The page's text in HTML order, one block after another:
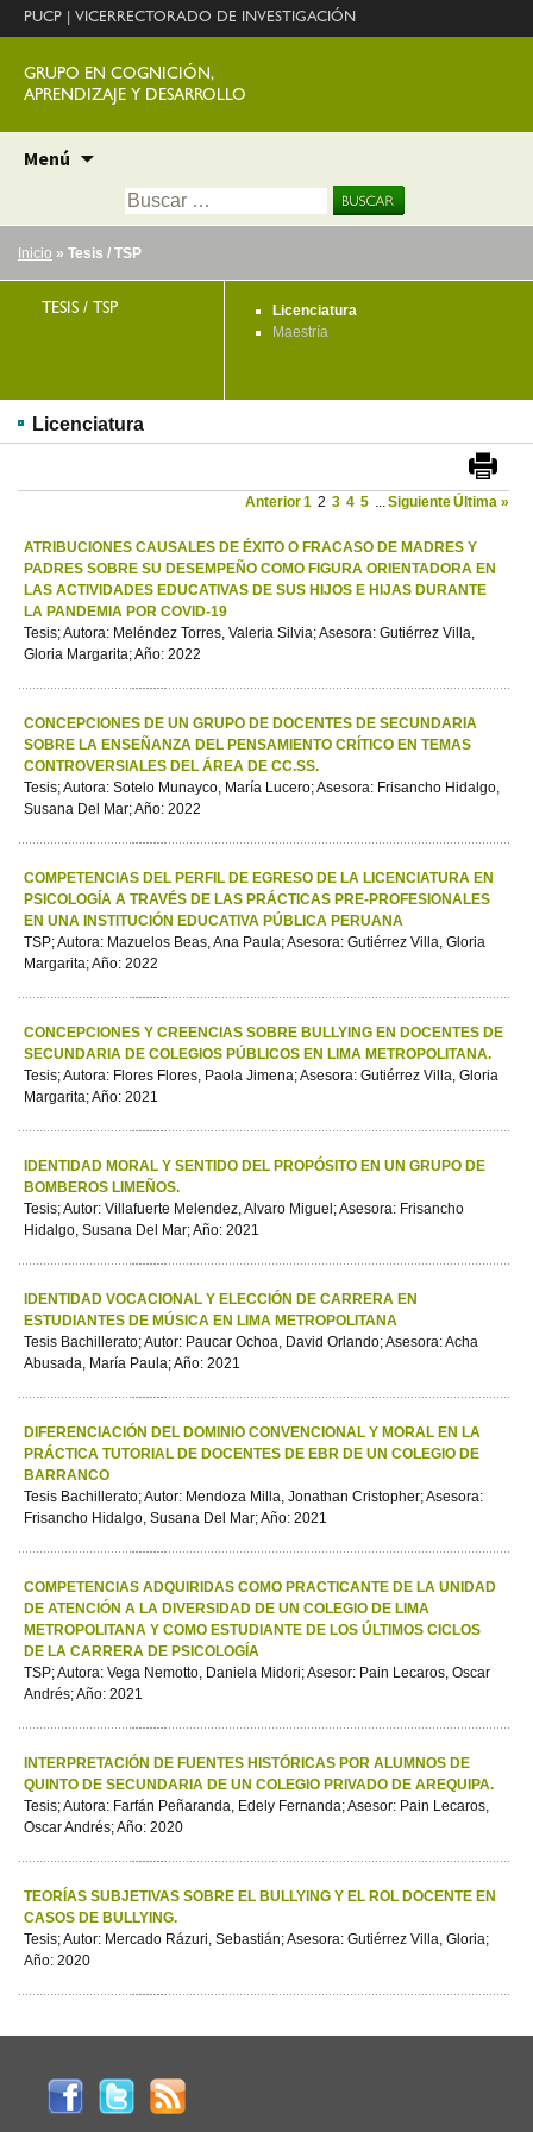
PUCP VICERRECTORADO DE INVESTIGACIÓN
GRUPO EN COGNICIÓN,
APRENDIZAJE Y DESARROLLO
Menú
contenido
Buscar:
Inicio » Tesis / TSP
TESIS / TSP
Licenciatura
Maestría
Licenciatura
Anterior1 2 3 4 5 ...SiguienteÚltima »
ATRIBUCIONES CAUSALES DE ÉXITO O FRACASO DE MADRES Y
PADRES SOBRE SU DESEMPEÑO COMO FIGURA ORIENTADORA EN
LAS ACTIVIDADES EDUCATIVAS DE SUS HIJOS E HIJAS DURANTE
LA PANDEMIA POR COVID-19
Tesis; Autora: Meléndez Torres, Valeria Silvia; Asesora: Gutiérrez Villa,
Gloria Margarita; Año: 2022
CONCEPCIONES DE UN GRUPO DE DOCENTES DE SECUNDARIA
SOBRE LA ENSEÑANZA DEL PENSAMIENTO CRÍTICO EN TEMAS
CONTROVERSIALES DEL ÁREA DE CC.SS.
Tesis; Autora: Sotelo Munayco, María Lucero; Asesora: Frisancho Hidalgo,
Susana Del Mar; Año: 2022
COMPETENCIAS DEL PERFIL DE EGRESO DE LA LICENCIATURA EN
PSICOLOGÍA A TRAVÉS DE LAS PRÁCTICAS PRE-PROFESIONALES
EN UNA INSTITUCIÓN EDUCATIVA PÚBLICA PERUANA
TSP; Autora: Mazuelos Beas, Ana Paula; Asesora: Gutiérrez Villa, Gloria
Margarita; Año: 2022
CONCEPCIONES Y CREENCIAS SOBRE BULLYING EN DOCENTES DE
SECUNDARIA DE COLEGIOS PÚBLICOS EN LIMA METROPOLITANA.
Tesis; Autora: Flores Flores, Paola Jimena; Asesora: Gutiérrez Villa, Gloria
Margarita; Año: 2021
IDENTIDAD MORAL Y SENTIDO DEL PROPÓSITO EN UN GRUPO DE
BOMBEROS LIMEÑOS.
Tesis; Autor: Villafuerte Melendez, Alvaro Miguel; Asesora: Frisancho
Hidalgo, Susana Del Mar; Año: 2021
IDENTIDAD VOCACIONAL Y ELECCIÓN DE CARRERA EN
ESTUDIANTES DE MÚSICA EN LIMA METROPOLITANA
Tesis Bachillerato; Autor: Paucar Ochoa, David Orlando; Asesora: Acha
Abusada, María Paula; Año: 2021
DIFERENCIACIÓN DEL DOMINIO CONVENCIONAL Y MORAL EN LA
PRÁCTICA TUTORIAL DE DOCENTES DE EBR DE UN COLEGIO DE
BARRANCO
Tesis Bachillerato; Autor: Mendoza Milla, Jonathan Cristopher; Asesora:
Frisancho Hidalgo, Susana Del Mar; Año: 2021
COMPETENCIAS ADQUIRIDAS COMO PRACTICANTE DE LA UNIDAD
DE ATENCIÓN A LA DIVERSIDAD DE UN COLEGIO DE LIMA
METROPOLITANA Y COMO ESTUDIANTE DE LOS ÚLTIMOS CICLOS
DE LA CARRERA DE PSICOLOGÍA
TSP; Autora: Vega Nemotto, Daniela Midori; Asesor: Pain Lecaros, Oscar
Andrés; Año: 2021
INTERPRETACIÓN DE FUENTES HISTÓRICAS POR ALUMNOS DE
QUINTO DE SECUNDARIA DE UN COLEGIO PRIVADO DE AREQUIPA.
Tesis; Autora: Farfán Peñaranda, Edely Fernanda; Asesor: Pain Lecaros,
Oscar Andrés; Año: 2020
TEORÍAS SUBJETIVAS SOBRE EL BULLYING Y EL ROL DOCENTE EN
CASOS DE BULLYING.
Tesis; Autor: Mercado Rázuri, Sebastián; Asesora: Gutiérrez Villa, Gloria;
Año: 2020